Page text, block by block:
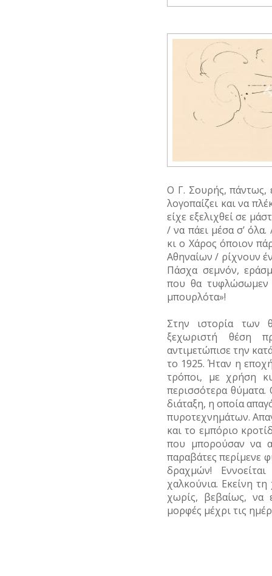
Ο Γ. Σουρής, πάντως,
λογοπαίζει και να
είχε εξελιχθεί σε
/ να πάει μέσα σ’
κι ο Χάρος όποιον
Αθηναίων / ρίχνουν
Πάσχα σεμνόν,
που θα τυφλώσωμεν
μπουρλότα»!
Στην ιστορία των
ξεχωριστή θέση
αντιμετώπισε την
το 1925. Ήταν η
τρόποι, με χρήση
περισσότερα
διάταξη, η οποία
πυροτεχνημάτων.
και το εμπόριο
που μπορούσαν να
παραβάτες περίμενε
δραχμών!
χαλκούνια. Εκείνη
χωρίς, βεβαίως, να
μορφές μέχρι τις